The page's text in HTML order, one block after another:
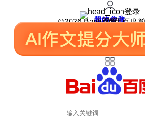
登录
我的关注
我的收藏
皮肤中心
用户反馈
设置
©2026 Baidu 使用百度